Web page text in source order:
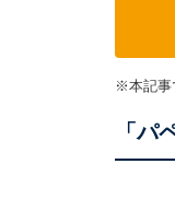
※本記事
「パ